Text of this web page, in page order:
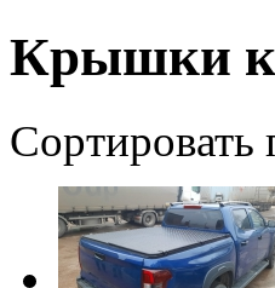
Крышки
Сортировать